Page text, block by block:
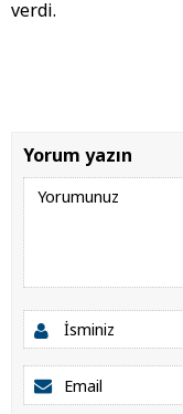
verdi.
Yorum yazın